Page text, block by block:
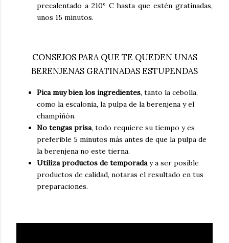
precalentado a 210º C hasta que estén gratinadas,
unos 15 minutos.
CONSEJOS PARA QUE TE QUEDEN UNAS
BERENJENAS GRATINADAS ESTUPENDAS
Pica muy bien los ingredientes, tanto la cebolla,
como la escalonia, la pulpa de la berenjena y el
champiñón.
No tengas prisa, todo requiere su tiempo y es
preferible 5 minutos más antes de que la pulpa de
la berenjena no este tierna.
Utiliza productos de temporaday a ser posible
productos de calidad, notaras el resultado en tus
preparaciones.